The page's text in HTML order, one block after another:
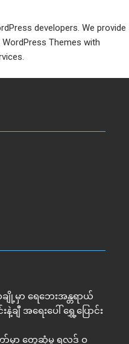
developers. We provide
Themes with
မှာ ရေဘေးအန္တရာယ်
ချီ အရေးပေါ် ရွှေ့ပြောင်း
ော်မှာ တွေ့ဆုံမှု ရလဒ် ဝ